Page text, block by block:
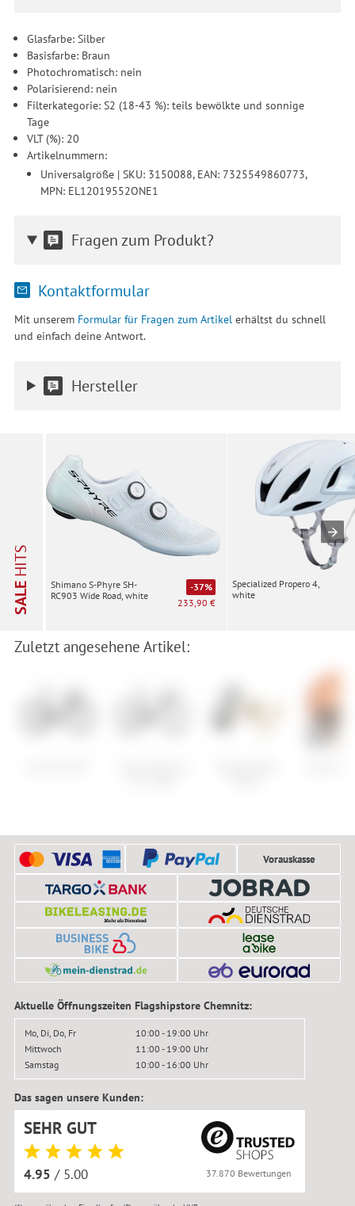
Glasfarbe: Silber
Basisfarbe: Braun
Photochromatisch: nein
Polarisierend: nein
Filterkategorie: S2 (18-43 %): teils bewölkte und sonnige
Tage
VLT (%): 20
Artikelnummern:
Universalgröße | SKU: 3150088, EAN: 7325549860773,
MPN: EL12019552ONE1
Fragen zum Produkt?
Kontaktformular
Mit unserem Formular für Fragen zum Artikelerhältst du schnell
und einfach deine Antwort.
Hersteller
SALE
HITS
Shimano S-Phyre SH-
RC903 Wide Road, white
-37%
233,90 €
Specialized Propero 4,
white
Zuletzt angesehene Artikel:
Vorauskasse
Aktuelle Öffnungszeiten Flagshipstore Chemnitz:
Mo, Di, Do, Fr
10:00 - 19:00 Uhr
Mittwoch
11:00 - 19:00 Uhr
Samstag
10:00 - 16:00 Uhr
Das sagen unsere Kunden:
SEHR GUT
4.95 / 5.00 37.870 Bewertungen